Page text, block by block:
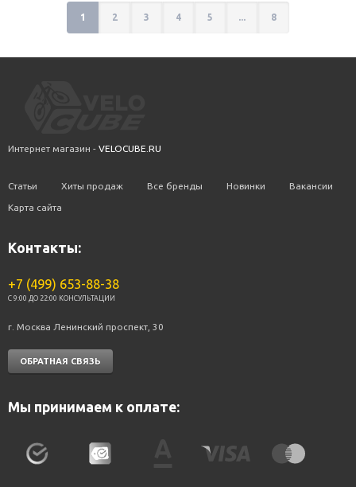
1 2 3 4 5 8
Интернет магазин - VELOCUBE.RU
Статьи Хиты продаж Все бренды Новинки Вакансии
Карта сайта
Контакты:
+7 (499) 653-88-38
C 9:00 ДО 22:00 КОНСУЛЬТАЦИИ
г. Москва Ленинский проспект, 30
ОБРАТНАЯ СВЯЗЬ
Мы принимаем к оплате: